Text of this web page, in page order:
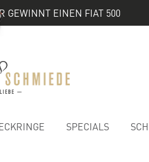
GEWINNT EINEN FIAT 500
SPECIALS